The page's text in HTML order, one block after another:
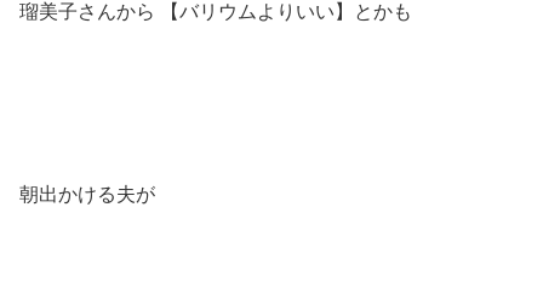
瑠美子さんから 【バリウムよりいい】とかも
朝出かける夫が